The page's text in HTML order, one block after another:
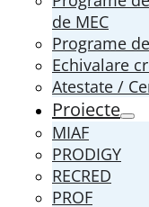
de MEC
Programe
Echivalare
Atestate /
Proiecte
MIAF
PRODIGY
RECRED
PROF